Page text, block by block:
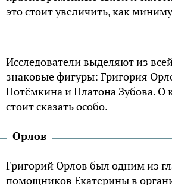
это стоит увеличить, как
Исследователи выделяют из
знаковые фигуры: Григория
Потёмкина и Платона Зубова. О
стоит сказать особо.
Орлов
Григорий Орлов был одним из
помощников Екатерины в